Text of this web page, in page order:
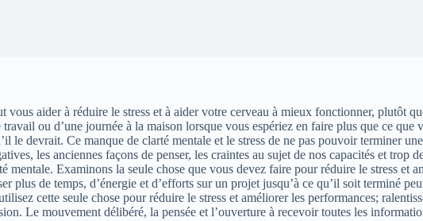
aider à réduire le stress et à aider votre cerveau à mieux fonctionner, plutôt
ou d’une journée à la maison lorsque vous espériez en faire plus que ce
le devrait. Ce manque de clarté mentale et le stress de ne pas pouvoir terminer
les anciennes façons de penser, les craintes au sujet de nos capacités et trop
Examinons la seule chose que vous devez faire pour réduire le stress et
plus de temps, d’énergie et d’efforts sur un projet jusqu’à ce qu’il soit terminé
cette seule chose pour réduire le stress et améliorer les performances;
Le mouvement délibéré, la pensée et l’ouverture à recevoir toutes les